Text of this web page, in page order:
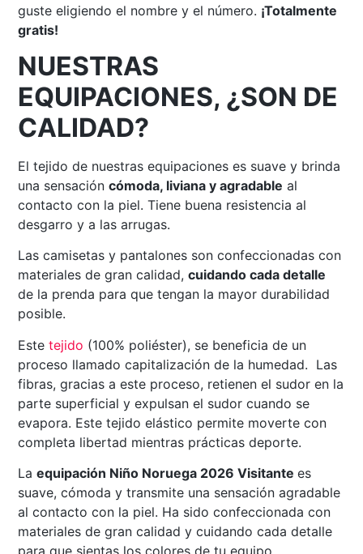
guste eligiendo el nombre y el número. ¡Totalmente
gratis!
NUESTRAS
EQUIPACIONES, ¿SON DE
CALIDAD?
El tejido de nuestras equipaciones es suave y brinda
una sensacióncómoda, liviana y agradable al
contacto con la piel. Tiene buena resistencia al
desgarro y a las arrugas.
Las camisetas y pantalones son confeccionadas con
materiales de gran calidad,cuidando cada detalle
de la prenda para que tengan la mayor durabilidad
posible.
Estetejido (100% poliéster), se beneficia de un
proceso llamado capitalización de la humedad. Las
fibras, gracias a este proceso, retienen el sudor en la
parte superficial y expulsan el sudor cuando se
evapora. Este tejido elástico permite moverte con
completa libertad mientras prácticas deporte.
Laequipación Niño Noruega 2026 Visitantees
suave, cómoda y transmite una sensación agradable
al contacto con la piel. Ha sido confeccionada con
materiales de gran calidad y cuidando cada detalle